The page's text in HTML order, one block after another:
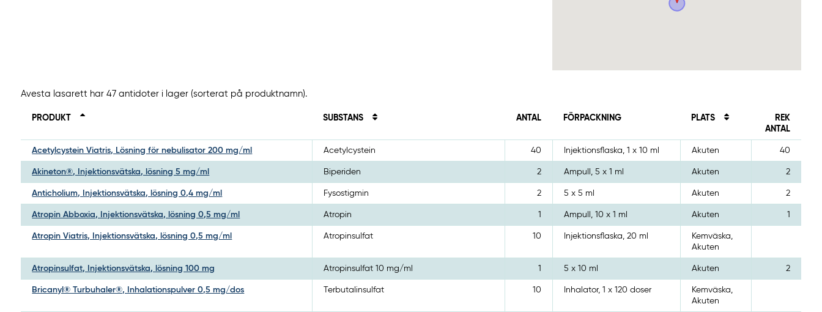
Avesta lasarett har 47 antidoter i lager (sorterat på produktnamn).
PRODUKT SUBSTANS ANTAL FÖRPACKNING PLATS
REK
ANTAL
Acetylcystein Viatris, Lösning för nebulisator 200 mg/ml Acetylcystein 40 Injektionsflaska, 1 x 10 ml Akuten 40
Akineton®, Injektionsvätska, lösning 5 mg/ml Biperiden 2 Ampull, 5 x 1 ml Akuten 2
Anticholium, Injektionsvätska, lösning 0,4 mg/ml Fysostigmin 2 5 x 5 ml Akuten 2
Atropin Abboxia, Injektionsvätska, lösning 0,5 mg/ml Atropin 1 Ampull, 10 x 1 ml Akuten 1
Atropin Viatris, Injektionsvätska, lösning 0,5 mg/ml Atropinsulfat 10 Injektionsflaska, 20 ml
Kemväska,
Akuten
Atropinsulfat, Injektionsvätska, lösning 100 mg Atropinsulfat 10 mg/ml 1 5 x 10 ml Akuten 2
Bricanyl® Turbuhaler®, Inhalationspulver 0,5 mg/dos Terbutalinsulfat 10 Inhalator, 1 x 120 doser
Kemväska,
Akuten